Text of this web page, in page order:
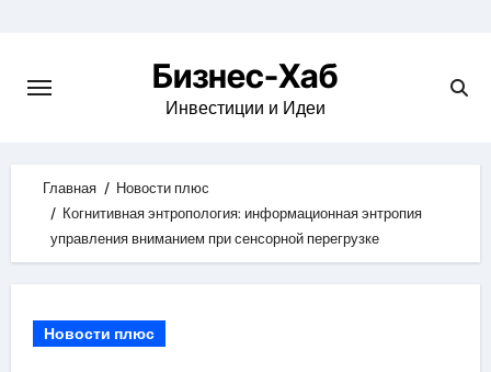
content
Бизнес-Хаб
Инвестиции и Идеи
Главная
Новости плюс
Когнитивная энтропология: информационная энтропия
управления вниманием при сенсорной перегрузке
Новости плюс